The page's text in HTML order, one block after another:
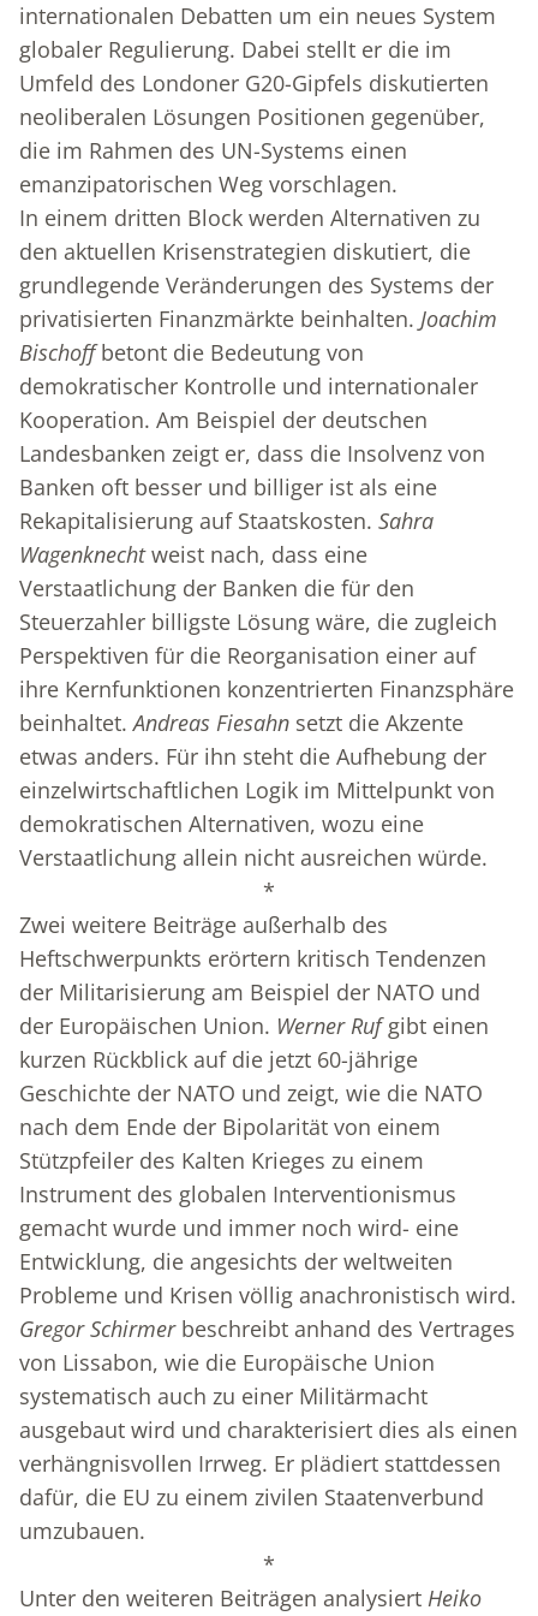
internationalen Debatten um ein neues System
globaler Regulierung. Dabei stellt er die im
Umfeld des Londoner G20-Gipfels diskutierten
neoliberalen Lösungen Positionen gegenüber,
die im Rahmen des UN-Systems einen
emanzipatorischen Weg vorschlagen.
In einem dritten Block werden Alternativen zu
den aktuellen Krisenstrategien diskutiert, die
grundlegende Veränderungen des Systems der
privatisierten Finanzmärkte beinhalten. Joachim
Bischoffbetont die Bedeutung von
demokratischer Kontrolle und internationaler
Kooperation. Am Beispiel der deutschen
Landesbanken zeigt er, dass die Insolvenz von
Banken oft besser und billiger ist als eine
Rekapitalisierung auf Staatskosten. Sahra
Wagenknechtweist nach, dass eine
Verstaatlichung der Banken die für den
Steuerzahler billigste Lösung wäre, die zugleich
Perspektiven für die Reorganisation einer auf
ihre Kernfunktionen konzentrierten Finanzsphäre
beinhaltet.Andreas Fiesahn setzt die Akzente
etwas anders. Für ihn steht die Aufhebung der
einzelwirtschaftlichen Logik im Mittelpunkt von
demokratischen Alternativen, wozu eine
Verstaatlichung allein nicht ausreichen würde.
*
Zwei weitere Beiträge außerhalb des
Heftschwerpunkts erörtern kritisch Tendenzen
der Militarisierung am Beispiel der NATO und
der Europäischen Union. Werner Rufgibt einen
kurzen Rückblick auf die jetzt 60-jährige
Geschichte der NATO und zeigt, wie die NATO
nach dem Ende der Bipolarität von einem
Stützpfeiler des Kalten Krieges zu einem
Instrument des globalen Interventionismus
gemacht wurde und immer noch wird- eine
Entwicklung, die angesichts der weltweiten
Probleme und Krisen völlig anachronistisch wird.
Gregor Schirmerbeschreibt anhand des Vertrages
von Lissabon, wie die Europäische Union
systematisch auch zu einer Militärmacht
ausgebaut wird und charakterisiert dies als einen
verhängnisvollen Irrweg. Er plädiert stattdessen
dafür, die EU zu einem zivilen Staatenverbund
umzubauen.
*
Unter den weiteren Beiträgen analysiert Heiko